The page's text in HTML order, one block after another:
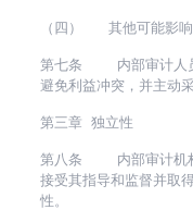
（四） 其他可能影响
第七条 内部审计人员
避免利益冲突，并主动
第三章 独立性
第八条 内部审计机构
接受其指导和监督并取
性。